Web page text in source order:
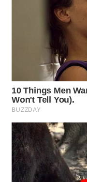
MARITIM
HUMBANG
NEWS
GARONGGANG
NEWS
FISUELRI
ID